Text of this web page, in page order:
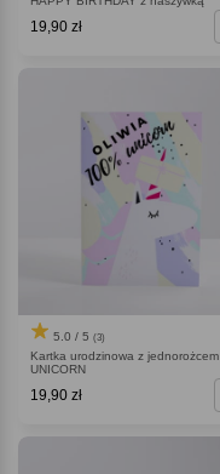
19,90 zł
5.0 / 5 (3)
Kartka urodzinowa z jednorożcem
UNICORN
19,90 zł